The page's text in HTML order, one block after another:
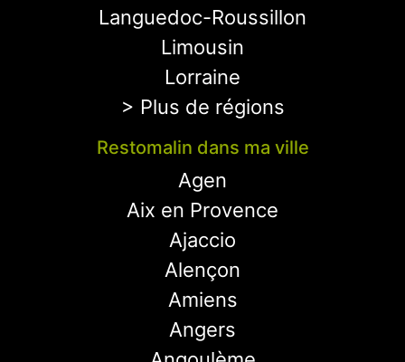
Languedoc-Roussillon
Limousin
Lorraine
> Plus de régions
Restomalin dans ma ville
Agen
Aix en Provence
Ajaccio
Alençon
Amiens
Angers